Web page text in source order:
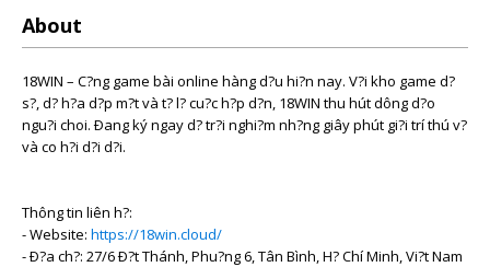
About
18WIN – C?ng game bài online hàng d?u hi?n nay. V?i kho game d?
s?, d? h?a d?p m?t và t? l? cu?c h?p d?n, 18WIN thu hút dông d?o
ngu?i choi. Ðang ký ngay d? tr?i nghi?m nh?ng giây phút gi?i trí thú v?
và co h?i d?i d?i.
Thông tin liên h?:
- Website: https://18win.cloud/
- Ð?a ch?: 27/6 Ð?t Thánh, Phu?ng 6, Tân Bình, H? Chí Minh, Vi?t Nam